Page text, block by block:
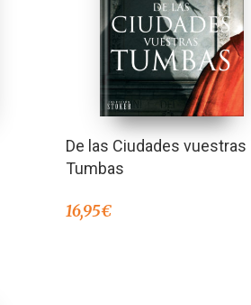
De las Ciudades vuestras
Tumbas
16,95€